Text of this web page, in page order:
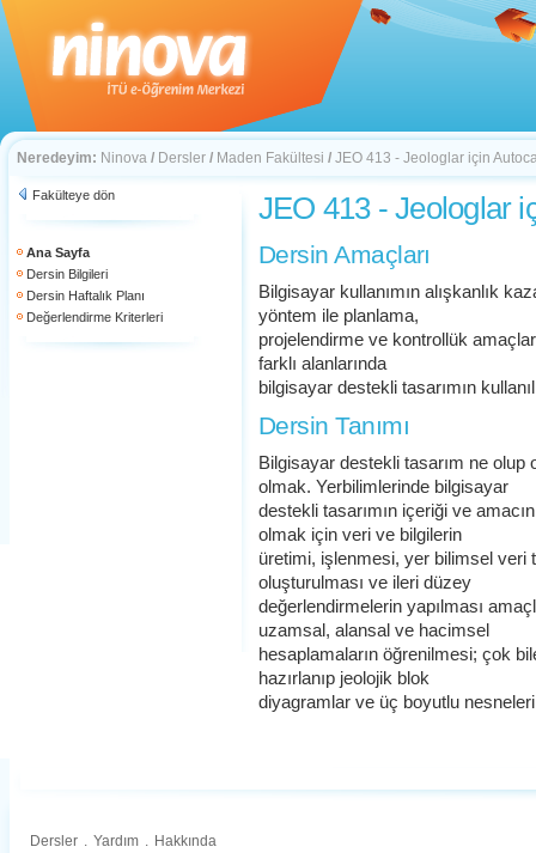
Neredeyim: Ninova / Dersler / Maden Fakültesi / JEO 413 - Jeologlar için
Fakülteye dön
Ana Sayfa
Dersin Bilgileri
Dersin Haftalık Planı
Değerlendirme Kriterleri
JEO 413 - Jeologlar
Dersin Amaçları
Bilgisayar kullanımın alışkanlık
yöntem ile planlama,
projelendirme ve kontrollük
farklı alanlarında
bilgisayar destekli tasarımın
Dersin Tanımı
Bilgisayar destekli tasarım ne olup
olmak. Yerbilimlerinde bilgisayar
destekli tasarımın içeriği ve
olmak için veri ve bilgilerin
üretimi, işlenmesi, yer bilimsel veri
oluşturulması ve ileri düzey
değerlendirmelerin yapılması
uzamsal, alansal ve hacimsel
hesaplamaların öğrenilmesi; çok
hazırlanıp jeolojik blok
diyagramlar ve üç boyutlu
Dersler . Yardım . Hakkında